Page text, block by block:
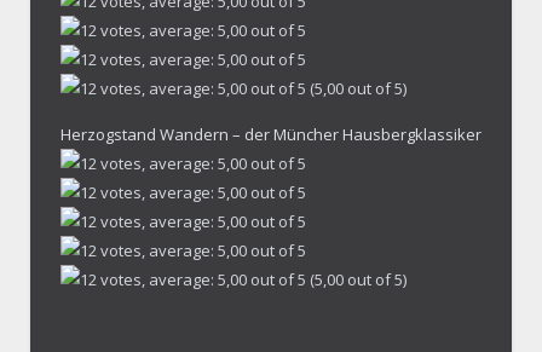
(5,00 out of 5)
Herzogstand Wandern – der Müncher Hausbergklassiker
(5,00 out of 5)